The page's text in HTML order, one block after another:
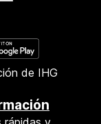
de IHG